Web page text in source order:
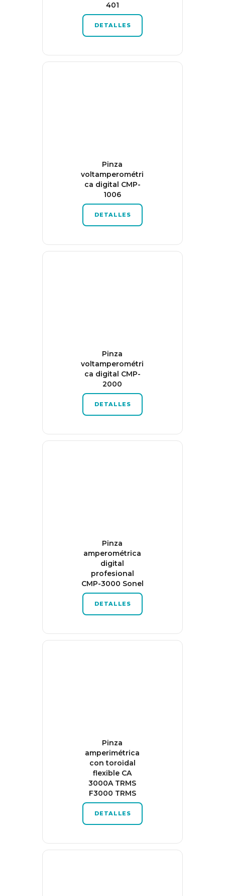
401
DETALLES
Pinza
voltamperométri
ca digital CMP-
1006
DETALLES
Pinza
voltamperométri
ca digital CMP-
2000
DETALLES
Pinza
amperométrica
digital
profesional
CMP-3000 Sonel
DETALLES
Pinza
amperimétrica
con toroidal
flexible CA
3000A TRMS
F3000 TRMS
DETALLES